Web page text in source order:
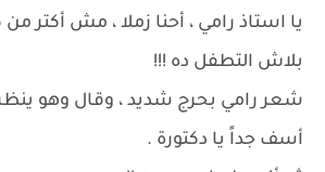
يا استاذ رامي ، أحنا زملا ، مش أكتر
بلاش التطفل ده !!!
شعر رامي بحرج شديد ، وقال وهو ينظر
أسف جداً يا دكتورة .